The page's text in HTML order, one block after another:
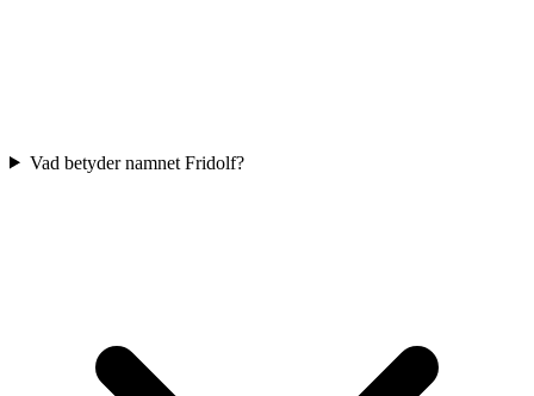
Vad betyder namnet Fridolf?